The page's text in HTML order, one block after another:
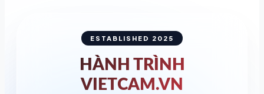
ESTABLISHED 2025
HÀNH TRÌNH
VIETCAM.VN